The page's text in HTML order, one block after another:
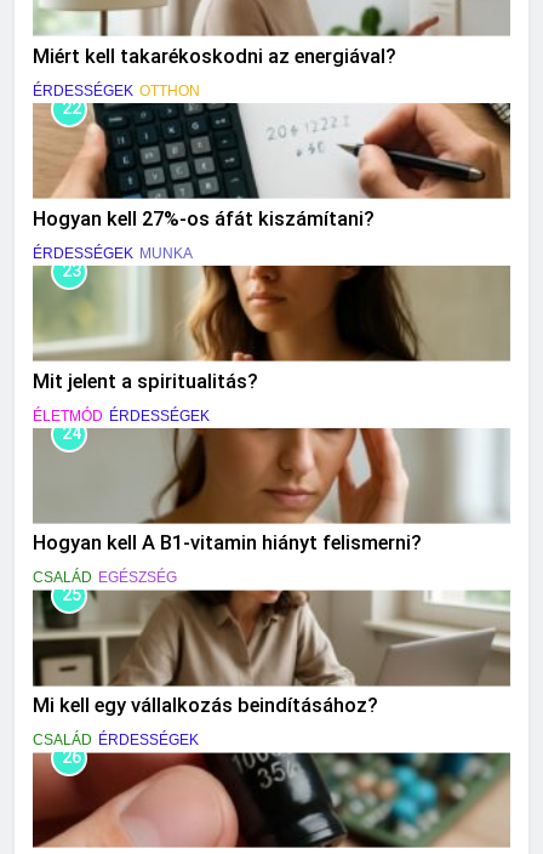
Miért kell takarékoskodni az energiával?
ÉRDESSÉGEK OTTHON
22
Hogyan kell 27%-os áfát kiszámítani?
ÉRDESSÉGEK MUNKA
23
Mit jelent a spiritualitás?
ÉLETMÓD ÉRDESSÉGEK
24
Hogyan kell A B1-vitamin hiányt felismerni?
CSALÁD EGÉSZSÉG
25
Mi kell egy vállalkozás beindításához?
CSALÁD ÉRDESSÉGEK
26